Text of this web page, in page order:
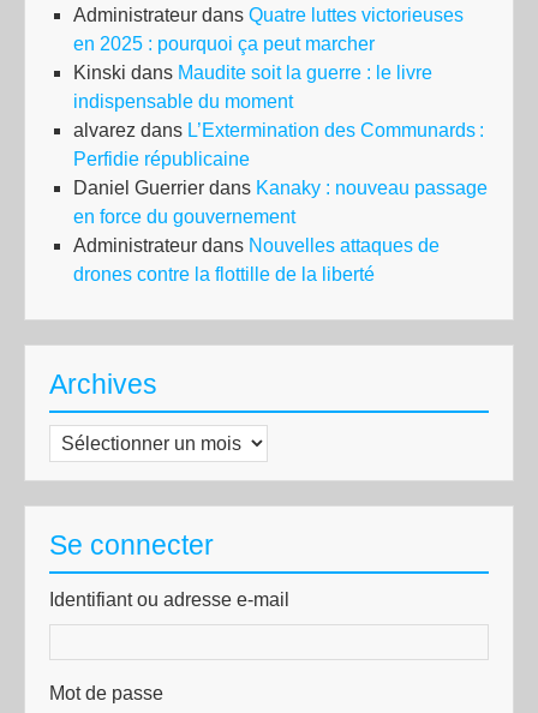
Administrateur dans Quatre luttes victorieuses
en 2025 : pourquoi ça peut marcher
Kinski dans Maudite soit la guerre : le livre
indispensable du moment
alvarez dans L’Extermination des Communards :
Perfidie républicaine
Daniel Guerrier dans Kanaky : nouveau passage
en force du gouvernement
Administrateur dans Nouvelles attaques de
drones contre la flottille de la liberté
Archives
Archives
Se connecter
Identifiant ou adresse e-mail
Mot de passe